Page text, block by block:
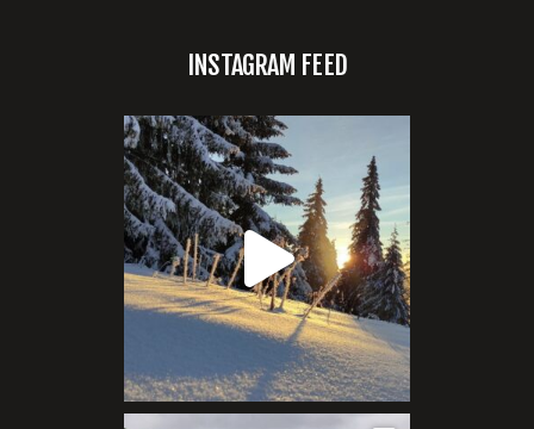
INSTAGRAM FEED